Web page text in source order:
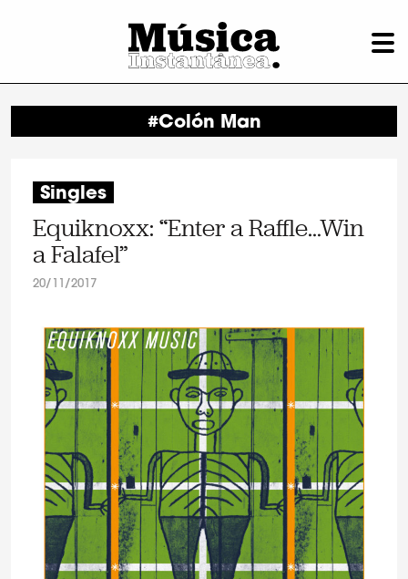
#Colón Man
Singles
Equiknoxx: “Enter a Raffle…Win
a Falafel”
20/11/2017